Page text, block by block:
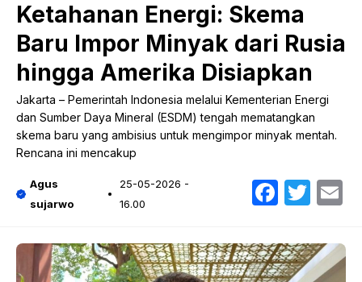
Ketahanan Energi: Skema
Baru Impor Minyak dari Rusia
hingga Amerika Disiapkan
Jakarta – Pemerintah Indonesia melalui Kementerian Energi
dan Sumber Daya Mineral (ESDM) tengah mematangkan
skema baru yang ambisius untuk mengimpor minyak mentah.
Rencana ini mencakup
Agus
sujarwo
25-05-2026 -
16.00